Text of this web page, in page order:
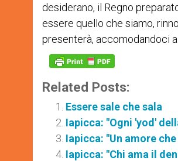
desiderano, il Regno
essere quello che siamo,
presenterà, accomodandoci
Related Posts:
Essere sale che sala
Iapicca: "Ogni 'yod'
Iapicca: "Un amore
Iapicca: "Chi ama il